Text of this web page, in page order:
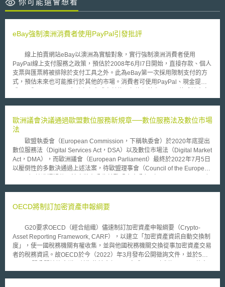
你可能還會想看
eBay強制澳洲消費者使用PayPal引發批評
線上拍賣網站eBay以澳洲為實驗對象，實行強制澳洲消費者使用
PayPal線上支付服務之政策，預估於2008年6月l7日開始，直接存款、個人
支票與匯票將被排除於支付工具之外。此為eBay第一次採用限制支付的方
式，預估未來也可能推行於其他的市場。消費者可使用PayPal、現金提貨
成支付。PayPal允許消費者指定他們的信用卡、金融卡或銀行帳號為付
利亞競爭與消費者委員會（Australian Competition and Consumer
Commission, ACCC）與新南威爾斯州公平貿易署(NSW Office of Fair
Trading)，對於eBay限制消費者的支付工具選擇權，均持反對意見。eBay
面對外界的批評表示，若採銀行轉帳交易的型態，其引發爭議的可能性，係
為PayPal交易的四倍，強制使用PayPal，將促使消費者至網站購物的動
力，且保護消費者網路購物的安全。而且，eBay在澳洲實施的政策規定，
將擴大對消費者的補償數額，即若消費者未收到商品，或是商品未符合於網
的權益。 目前，澳大利亞競爭與消費者委員會（ACCC）開始調查
線上支付服務的新政策。
歐洲議會決議通過歐盟數位服務新規章──數位服務法及數位市場
法
歐盟執委會（European Commission，下稱執委會）於2020年底提出
數位服務法（Digital Services Act，DSA）以及數位市場法（Digital Market
Act，DMA），而歐洲議會（European Parliament）最終於2022年7月5日
以壓倒性的多數決通過上述法案，待歐盟理事會（Council of the European
後20天生效，並分別依規定時間開始適用。歐盟理事會已於2022年7月18
個月後開始適用。以下將簡述兩法案主要內容： 1.數位服務法（DSA）：主
數位服務提供者於其服務或交易平台應針對涉及侵害基本權之非法內容即時
採取反制措施、強化平台交易者之查核並提高可追溯性、增加平台的透明度
及有責性，並應禁止具誤導性及部分特定類型之定向廣告，如針對兒童的廣
告或以敏感資訊為基礎的廣告等。 2.數位市場法（DMA）：要求大型的主
流線上平台於數位市場擔任「守門人」（gatekeeper），以確保消費者有公
平台所生之資料，且不得：在其平台的檢索（index）與索引（crawl）相關
OECD將制訂加密資產申報綱要
G20要求OECD（經合組織）儘速制訂加密資產申報綱要（Crypto-
Asset Reporting Framework, CARF），以建立「加密資產資訊自動交換制
度」，使一國稅務機關有權收集，並與他國稅務機關交換從事加密資產交易
者的稅務資訊。故OECD於今（2022）年3月發布公開徵詢文件，並於5月
手一機的時代，透過APP買賣虛擬通貨及NFT等加密資產已是滑指日常。因